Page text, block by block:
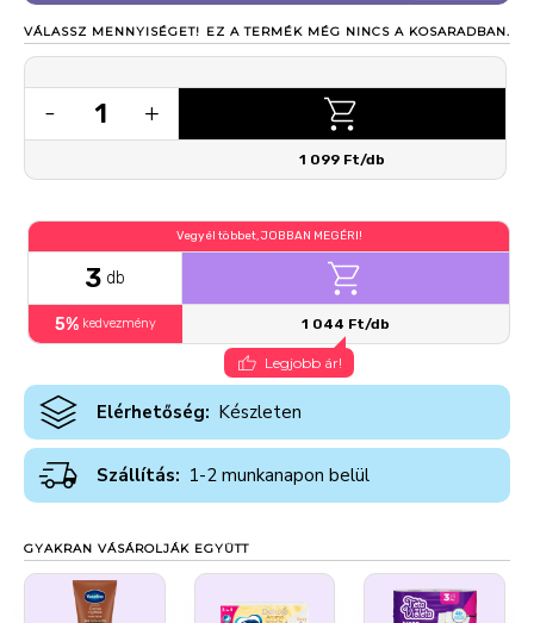
VÁLASSZ MENNYISÉGET! EZ A TERMÉK MÉG NINCS A KOSARADBAN.
- 1 +
1 099 Ft/db
Vegyél többet, JOBBAN MEGÉRI!
3 db
5% kedvezmény 1 044 Ft/db
Legjobb ár!
Elérhetőség: Készleten
Szállítás: 1-2 munkanapon belül
GYAKRAN VÁSÁROLJÁK EGYÜTT